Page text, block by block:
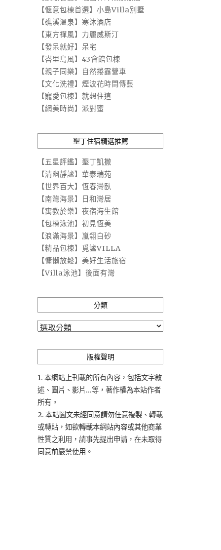
【愜意包棟首選】小島Villa別墅
【礁溪溫泉】寒沐酒店
【東方禪風】力麗威斯汀
【發呆就好】呆宅
【峇里島風】43會館包棟
【親子同樂】自然捲露營車
【文化洗禮】煙波花時間傳藝
【寵愛包棟】就想住這
【網美時尚】派對蜜
墾丁住宿精選推薦
【五星評鑑】墾丁凱撒
【清幽靜謐】華泰瑞苑
【世界百大】恆春灣臥
【南灣海景】日和灣居
【寓教於樂】夜宿海生館
【包棟泳池】初見恆美
【浪滿海景】嵐翎白砂
【精品包棟】覓謐VILLA
【慵懶放鬆】美好生活旅宿
【Villa泳池】後面有灣
分類
分
版權聲明
1. 本網站上刊載的所有內容，包括文字敘
述、圖片、影片...等，著作權為本站作者
所有。
2. 本站圖文未經同意請勿任意複製、轉載
或轉貼，如欲轉載本網站內容或其他商業
性質之利用，請事先提出申請，在未取得
同意前嚴禁使用。